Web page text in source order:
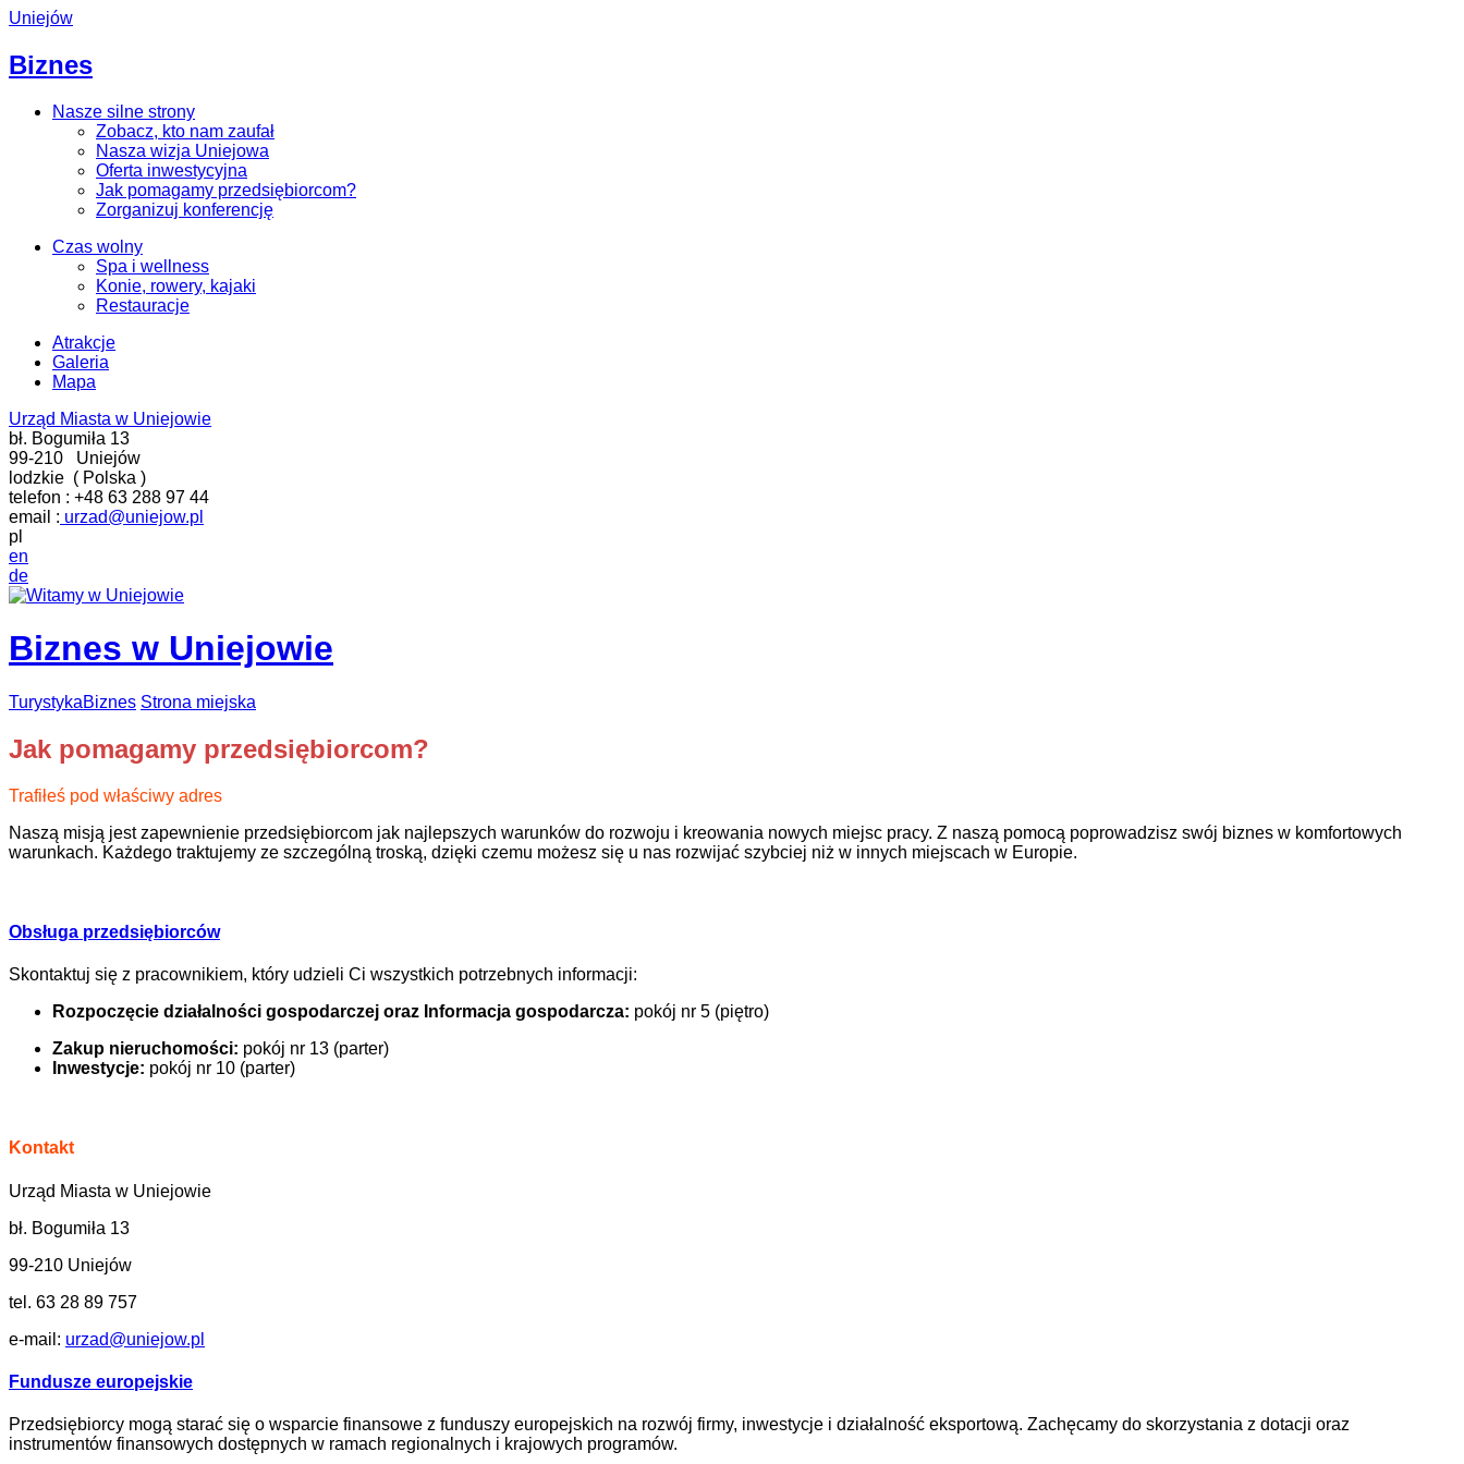
Uniejów
Biznes
Nasze silne strony
Zobacz, kto nam zaufał
Nasza wizja Uniejowa
Oferta inwestycyjna
Jak pomagamy przedsiębiorcom?
Zorganizuj konferencję
Czas wolny
Spa i wellness
Konie, rowery, kajaki
Restauracje
Atrakcje
Galeria
Mapa
Urząd Miasta w Uniejowie
bł. Bogumiła 13
99-210
Uniejów
lodzkie ( Polska )
telefon : +48 63 288 97 44
email : urzad@uniejow.pl
pl
en
de
Biznes w Uniejowie
TurystykaBiznes Strona miejska
Jak pomagamy przedsiębiorcom?
Trafiłeś pod właściwy adres
Naszą misją jest zapewnienie przedsiębiorcom jak najlepszych warunków do rozwoju i kreowania nowych miejsc pracy. Z naszą pomocą poprowadzisz swój biznes w komfortowych
warunkach. Każdego traktujemy ze szczególną troską, dzięki czemu możesz się u nas rozwijać szybciej niż w innych miejscach w Europie.
Obsługa przedsiębiorców
Skontaktuj się z pracownikiem, który udzieli Ci wszystkich potrzebnych informacji:
Rozpoczęcie działalności gospodarczej oraz Informacja gospodarcza: pokój nr 5 (piętro)
Zakup nieruchomości: pokój nr 13 (parter)
Inwestycje: pokój nr 10 (parter)
Kontakt
Urząd Miasta w Uniejowie
bł. Bogumiła 13
99-210 Uniejów
tel. 63 28 89 757
e-mail: urzad@uniejow.pl
Fundusze europejskie
Przedsiębiorcy mogą starać się o wsparcie finansowe z funduszy europejskich na rozwój firmy, inwestycje i działalność eksportową. Zachęcamy do skorzystania z dotacji oraz
instrumentów finansowych dostępnych w ramach regionalnych i krajowych programów.